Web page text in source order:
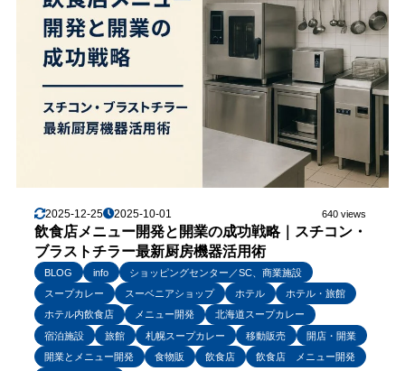
2025-12-25 2025-10-01 640 views
飲食店メニュー開発と開業の成功戦略｜スチコン・
ブラストチラー最新厨房機器活用術
BLOG info
ショッピングセンター／SC、商業施設
スープカレー
スーベニアショップ ホテル
ホテル・旅館
ホテル内飲食店
メニュー開発
北海道スープカレー
宿泊施設
旅館 札幌スープカレー 移動販売
開店・開業
開業とメニュー開発
食物販 飲食店
飲食店 メニュー開発